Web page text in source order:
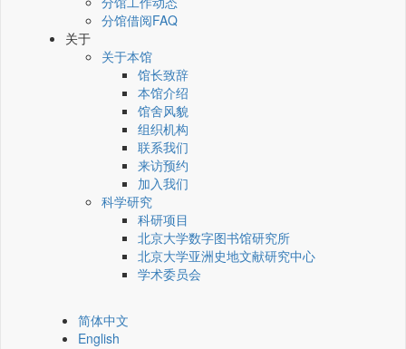
分馆借阅FAQ
关于
关于本馆
馆长致辞
本馆介绍
馆舍风貌
组织机构
联系我们
来访预约
加入我们
科学研究
科研项目
北京大学数字图书馆研究所
北京大学亚洲史地文献研究中心
学术委员会
简体中文
English